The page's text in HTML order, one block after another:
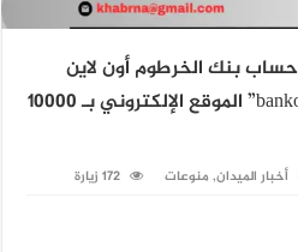
بنك الخرطوم أون لاين
2024 عبر “bankofkhartoum.com” الموقع الإلكتروني بـ 10000
أخبار الميدان, منوعات 172 زيارة